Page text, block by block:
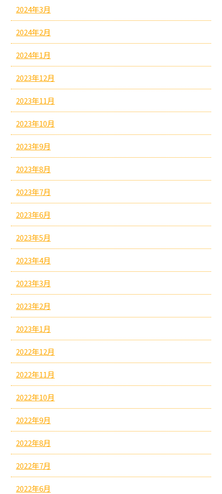
2024年3月
2024年2月
2024年1月
2023年12月
2023年11月
2023年10月
2023年9月
2023年8月
2023年7月
2023年6月
2023年5月
2023年4月
2023年3月
2023年2月
2023年1月
2022年12月
2022年11月
2022年10月
2022年9月
2022年8月
2022年7月
2022年6月